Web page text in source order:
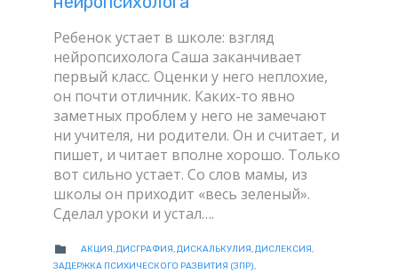
Ребенок устает в школе: взгляд
нейропсихолога Саша заканчивает
первый класс. Оценки у него неплохие,
он почти отличник. Каких-то явно
заметных проблем у него не замечают
ни учителя, ни родители. Он и считает, и
пишет, и читает вполне хорошо. Только
вот сильно устает. Со слов мамы, из
школы он приходит «весь зеленый».
Сделал уроки и устал….
 CATEGORY
АКЦИЯ,ДИСГРАФИЯ,ДИСКАЛЬКУЛИЯ,ДИСЛЕКСИЯ,
ЗАДЕРЖКА ПСИХИЧЕСКОГО РАЗВИТИЯ (ЗПР),